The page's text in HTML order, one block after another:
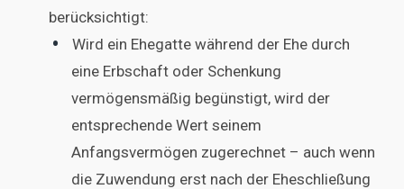
berücksichtigt:
Wird ein Ehegatte während der Ehe durch
eine Erbschaft oder Schenkung
vermögensmäßig begünstigt, wird der
entsprechende Wert seinem
Anfangsvermögen zugerechnet – auch wenn
die Zuwendung erst nach der Eheschließung